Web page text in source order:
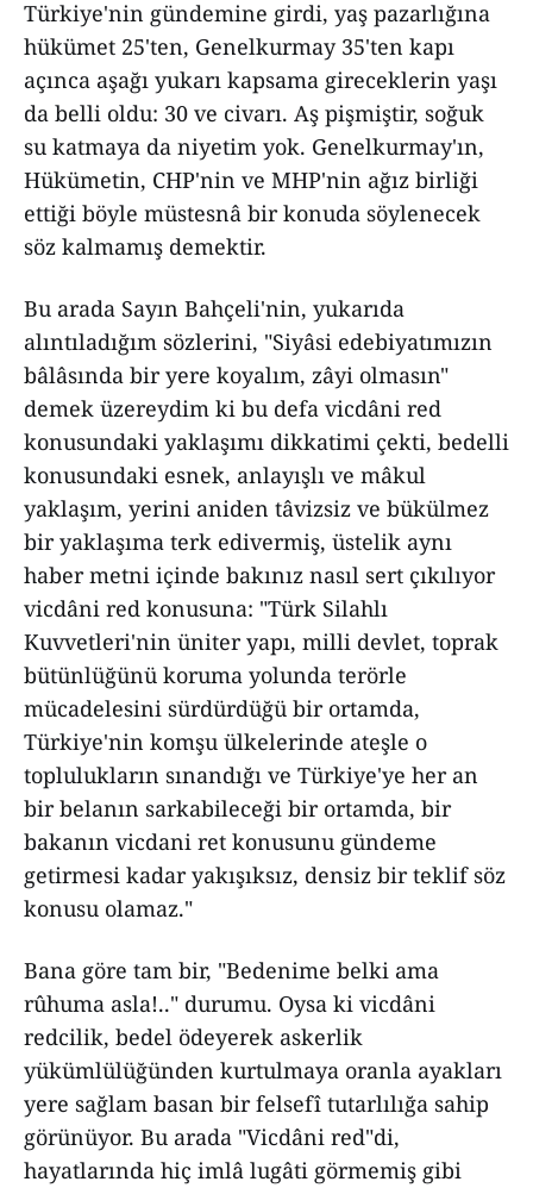
Türkiye'nin gündemine girdi, yaş pazarlığına
hükümet 25'ten, Genelkurmay 35'ten kapı
açınca aşağı yukarı kapsama gireceklerin yaşı
da belli oldu: 30 ve civarı. Aş pişmiştir, soğuk
su katmaya da niyetim yok. Genelkurmay'ın,
Hükümetin, CHP'nin ve MHP'nin ağız birliği
ettiği böyle müstesnâ bir konuda söylenecek
söz kalmamış demektir.
Bu arada Sayın Bahçeli'nin, yukarıda
alıntıladığım sözlerini, "Siyâsi edebiyatımızın
bâlâsında bir yere koyalım, zâyi olmasın"
demek üzereydim ki bu defa vicdâni red
konusundaki yaklaşımı dikkatimi çekti, bedelli
konusundaki esnek, anlayışlı ve mâkul
yaklaşım, yerini aniden tâvizsiz ve bükülmez
bir yaklaşıma terk edivermiş, üstelik aynı
haber metni içinde bakınız nasıl sert çıkılıyor
vicdâni red konusuna: "Türk Silahlı
Kuvvetleri'nin üniter yapı, milli devlet, toprak
bütünlüğünü koruma yolunda terörle
mücadelesini sürdürdüğü bir ortamda,
Türkiye'nin komşu ülkelerinde ateşle o
toplulukların sınandığı ve Türkiye'ye her an
bir belanın sarkabileceği bir ortamda, bir
bakanın vicdani ret konusunu gündeme
getirmesi kadar yakışıksız, densiz bir teklif söz
konusu olamaz."
Bana göre tam bir, "Bedenime belki ama
rûhuma asla!.." durumu. Oysa ki vicdâni
redcilik, bedel ödeyerek askerlik
yükümlülüğünden kurtulmaya oranla ayakları
yere sağlam basan bir felsefî tutarlılığa sahip
görünüyor. Bu arada "Vicdâni red"di,
hayatlarında hiç imlâ lugâti görmemiş gibi